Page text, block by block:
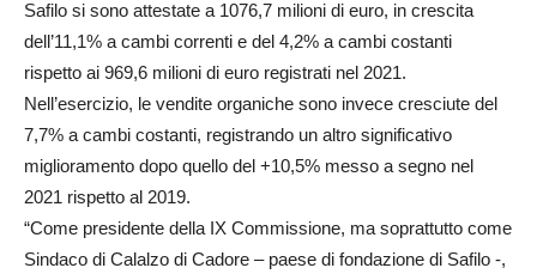
Safilo si sono attestate a 1076,7 milioni di euro, in crescita
dell’11,1% a cambi correnti e del 4,2% a cambi costanti
rispetto ai 969,6 milioni di euro registrati nel 2021.
Nell’esercizio, le vendite organiche sono invece cresciute del
7,7% a cambi costanti, registrando un altro significativo
miglioramento dopo quello del +10,5% messo a segno nel
2021 rispetto al 2019.
“Come presidente della IX Commissione, ma soprattutto come
Sindaco di Calalzo di Cadore – paese di fondazione di Safilo -,